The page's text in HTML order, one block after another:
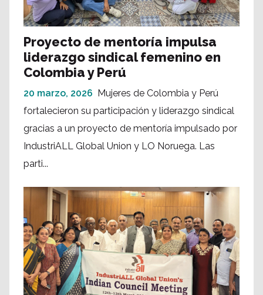
Proyecto de mentoría impulsa
liderazgo sindical femenino en
Colombia y Perú
20 marzo, 2026 Mujeres de Colombia y Perú
fortalecieron su participación y liderazgo sindical
gracias a un proyecto de mentoría impulsado por
IndustriALL Global Union y LO Noruega. Las
parti...